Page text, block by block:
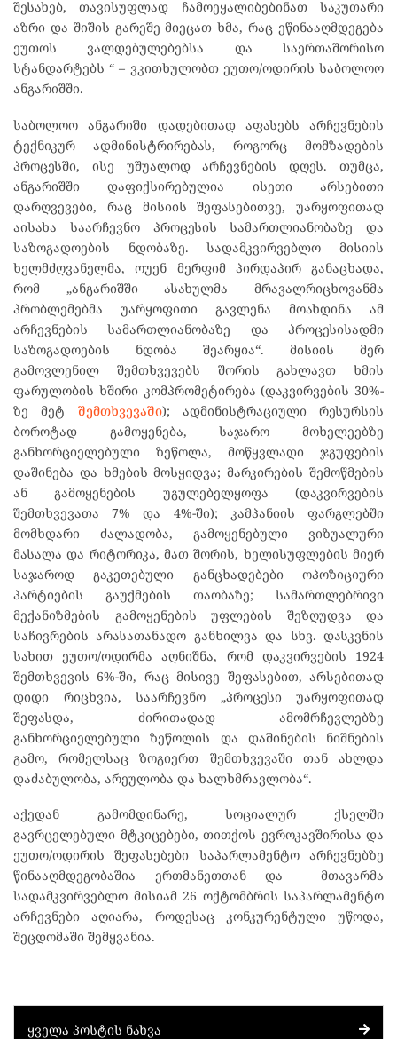
შესახებ, თავისუფლად ჩამოეყალიბებინათ საკუთარი
აზრი და შიშის გარეშე მიეცათ ხმა, რაც ეწინააღმდეგება
ეუთოს ვალდებულებებსა და საერთაშორისო
სტანდარტებს “ – ვკითხულობთ ეუთო/ოდირის საბოლოო
ანგარიშში.
საბოლოო ანგარიში დადებითად აფასებს არჩევნების
ტექნიკურ ადმინისტრირებას, როგორც მომზადების
პროცესში, ისე უშუალოდ არჩევნების დღეს. თუმცა,
ანგარიშში დაფიქსირებულია ისეთი არსებითი
დარღვევები, რაც მისიის შეფასებითვე, უარყოფითად
აისახა საარჩევნო პროცესის სამართლიანობაზე და
საზოგადოების ნდობაზე. სადამკვირვებლო მისიის
ხელმძღვანელმა, ოუენ მერფიმ პირდაპირ განაცხადა,
რომ „ანგარიშში ასახულმა მრავალრიცხოვანმა
პრობლემებმა უარყოფითი გავლენა მოახდინა ამ
არჩევნების სამართლიანობაზე და პროცესისადმი
საზოგადოების ნდობა შეარყია“. მისიის მერ
გამოვლენილ შემთხვევებს შორის გახლავთ ხმის
ფარულობის ხშირი კომპრომეტირება (დაკვირვების 30%-
ზე მეტ შემთხვევაში); ადმინისტრაციული რესურსის
ბოროტად გამოყენება, საჯარო მოხელეებზე
განხორციელებული ზეწოლა, მოწყვლადი ჯგუფების
დაშინება და ხმების მოსყიდვა; მარკირების შემოწმების
ან გამოყენების უგულებელყოფა (დაკვირვების
შემთხვევათა 7% და 4%-ში); კამპანიის ფარგლებში
მომხდარი ძალადობა, გამოყენებული ვიზუალური
მასალა და რიტორიკა, მათ შორის, ხელისუფლების მიერ
საჯაროდ გაკეთებული განცხადებები ოპოზიციური
პარტიების გაუქმების თაობაზე; სამართლებრივი
მექანიზმების გამოყენების უფლების შეზღუდვა და
საჩივრების არასათანადო განხილვა და სხვ. დასკვნის
სახით ეუთო/ოდირმა აღნიშნა, რომ დაკვირვების 1924
შემთხვევის 6%-ში, რაც მისივე შეფასებით, არსებითად
დიდი რიცხვია, საარჩევნო „პროცესი უარყოფითად
შეფასდა, ძირითადად ამომრჩევლებზე
განხორციელებული ზეწოლის და დაშინების ნიშნების
გამო, რომელსაც ზოგიერთ შემთხვევაში თან ახლდა
დაძაბულობა, არეულობა და ხალხმრავლობა“.
აქედან გამომდინარე, სოციალურ ქსელში
გავრცელებული მტკიცებები, თითქოს ევროკავშირისა და
ეუთო/ოდირის შეფასებები საპარლამენტო არჩევნებზე
წინააღმდეგობაშია ერთმანეთთან და მთავარმა
სადამკვირვებლო მისიამ 26 ოქტომბრის საპარლამენტო
არჩევნები აღიარა, როდესაც კონკურენტული უწოდა,
შეცდომაში შემყვანია.
ᲧᲕᲔᲚᲐ ᲞᲝᲡᲢᲘᲡ ᲜᲐᲮᲕᲐ